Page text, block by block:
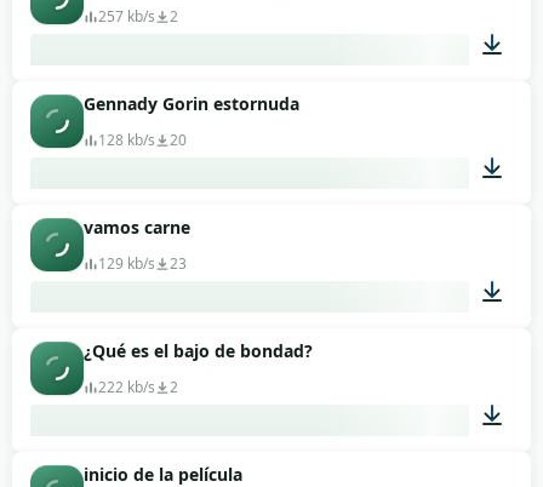
257 kb/s 2
Gennady Gorin estornuda
128 kb/s 20
vamos carne
129 kb/s 23
¿Qué es el bajo de bondad?
222 kb/s 2
inicio de la película